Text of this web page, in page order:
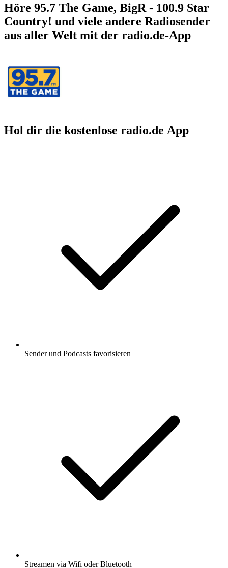
Höre 95.7 The Game, BigR - 100.9 Star
Country! und viele andere Radiosender
aus aller Welt mit der radio.de-App
Hol dir die kostenlose radio.de App
Sender und Podcasts favorisieren
Streamen via Wifi oder Bluetooth